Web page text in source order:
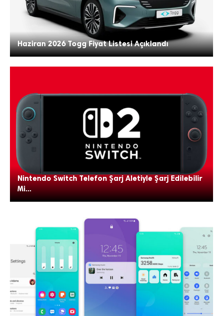
Haziran 2026 Togg Fiyat Listesi Açıklandı
Nintendo Switch Telefon Şarj Aletiyle Şarj Edilebilir
Mi...